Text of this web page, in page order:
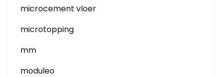
microcement vloer
microtopping
mm
moduleo